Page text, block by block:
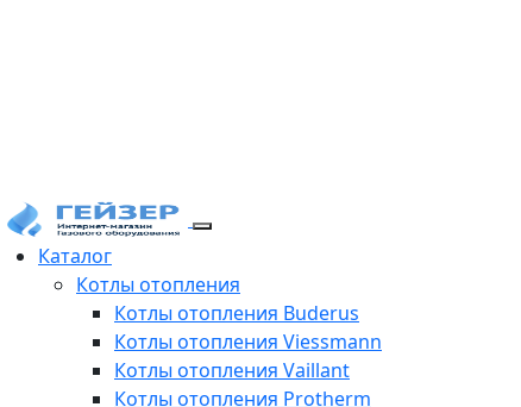
Каталог
Котлы отопления
Котлы отопления Buderus
Котлы отопления Viessmann
Котлы отопления Vaillant
Котлы отопления Protherm